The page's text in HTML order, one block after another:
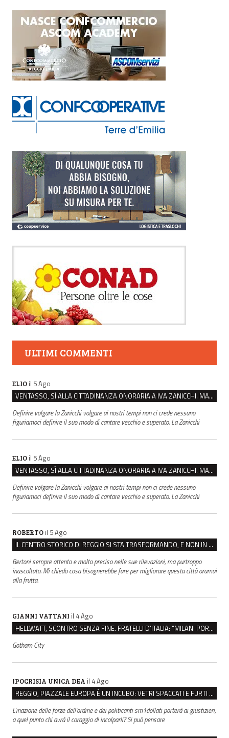
ULTIMI COMMENTI
ELIO il 5 Ago
VENTASSO, SÌ ALLA CITTADINANZA ONORARIA A IVA ZANICCHI. MA BARGIACCHI: “È DI PESSIMO GUSTO”
Definire volgare la Zanicchi volgare ai nostri tempi non ci crede nessuno
figuriamoci definire il suo modo di cantare vecchio e superato. La Zanicchi
ELIO il 5 Ago
VENTASSO, SÌ ALLA CITTADINANZA ONORARIA A IVA ZANICCHI. MA BARGIACCHI: “È DI PESSIMO GUSTO”
Definire volgare la Zanicchi volgare ai nostri tempi non ci crede nessuno
figuriamoci definire il suo modo di cantare vecchio e superato. La Zanicchi
ROBERTO il 5 Ago
IL CENTRO STORICO DI REGGIO SI STA TRASFORMANDO, E NON IN MEGLIO
Bertoni sempre attento e molto preciso nelle sue rilevazioni, ma purtroppo
inascoltato. Mi chiedo cosa bisognerebbe fare per migliorare questa città oramai
alla frutta.
GIANNI VATTANI il 4 Ago
HELLWATT, SCONTRO SENZA FINE. FRATELLI D’ITALIA: “MILANI PORTA DOCUMENTI, DE FRANCO INSULTI”
Gotham City
IPOCRISIA UNICA DEA il 4 Ago
REGGIO, PIAZZALE EUROPA È UN INCUBO: VETRI SPACCATI E FURTI SULLE AUTO IN SOSTA
L'inazione delle forze dell'ordine e dei politicanti sm1dollati porterà ai giustizieri,
a quel punto chi avrà il coraggio di incolparli? Si può pensare